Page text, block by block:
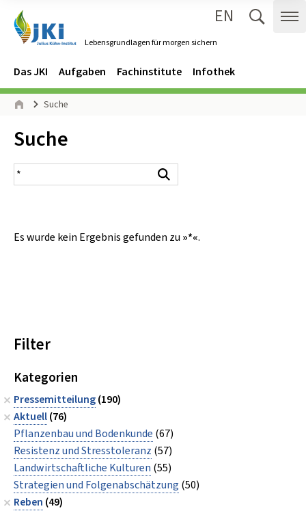
Lebensgrundlagen für morgen sichern
EN
Navigation
Hauptmenü
Das JKI Aufgaben Fachinstitute Infothek
Seitenpfad
Suche
Inhalt:
Suche
Suchergebnis
Es wurde kein Ergebnis gefunden zu »*«.
Filter
Kategorien
Pressemitteilung(190)
Aktuell(76)
Pflanzenbau und Bodenkunde (67)
Resistenz und Stresstoleranz (57)
Landwirtschaftliche Kulturen (55)
Strategien und Folgenabschätzung (50)
Reben (49)